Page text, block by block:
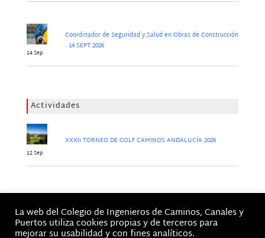
14 Sep
Coordinador de Seguridad y Salud en Obras de Construcción
· 14 SEPT 2026
Actividades
12 Sep
XXXII TORNEO DE GOLF CAMINOS ANDALUCÍA 2026
Jornadas
No hay Jornadas
La web del Colegio de Ingenieros de Caminos, Canales y
Puertos utiliza cookies propias y de terceros para
mejorar su usabilidad y con fines analíticos.